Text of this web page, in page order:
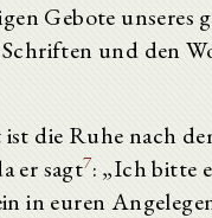
Gebote unseres
und den
die Ruhe nach
er sagt7: „Ich bitte
in euren